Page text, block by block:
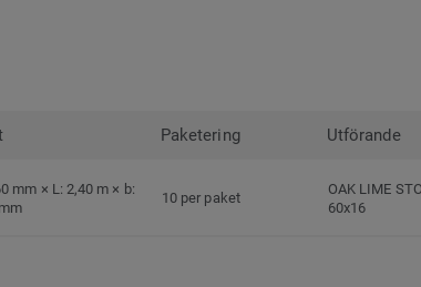
Paketering Utförande
mm × L: 2,40 m × b:
10 per paket
OAK LIME
60x16